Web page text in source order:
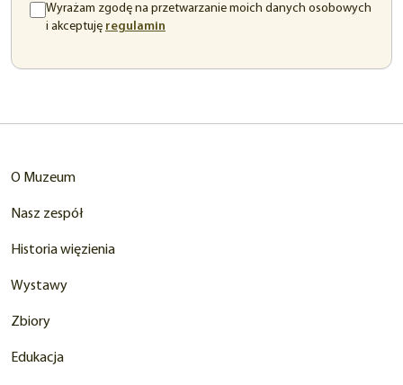
Wyrażam zgodę na przetwarzanie moich danych osobowych
i akceptuję regulamin
O Muzeum
Nasz zespół
Historia więzienia
Wystawy
Zbiory
Edukacja